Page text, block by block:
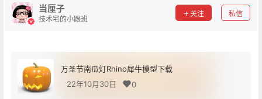
当厘子
技术宅的小跟班
关注 私信
万圣节南瓜灯Rhino犀牛模型下载
22年10月30日
0